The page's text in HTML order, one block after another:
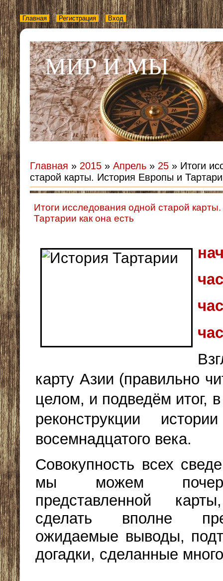
МИР И МЫ
Главная Регистрация Вход
Главная » 2015 » Апрель » 25 » Итоги
старой карты. История Европы и
Итоги исследования одной старой
Тартарии как она есть
карту Азии (правильно
целом, и подведём итог,
реконструкции
восемнадцатого века.
Совокупность всех
мы можем
представленной
сделать вполне
ожидаемые выводы,
догадки, сделанные